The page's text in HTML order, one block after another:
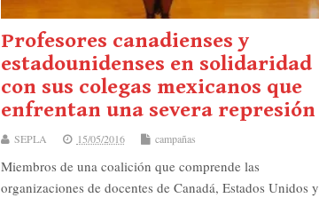
Profesores canadienses y
estadounidenses en solidaridad
con sus colegas mexicanos que
enfrentan una severa represión
SEPLA 15/05/2016 campañas
Miembros de una coalición que comprende las
organizaciones de docentes de Canadá, Estados Unidos y